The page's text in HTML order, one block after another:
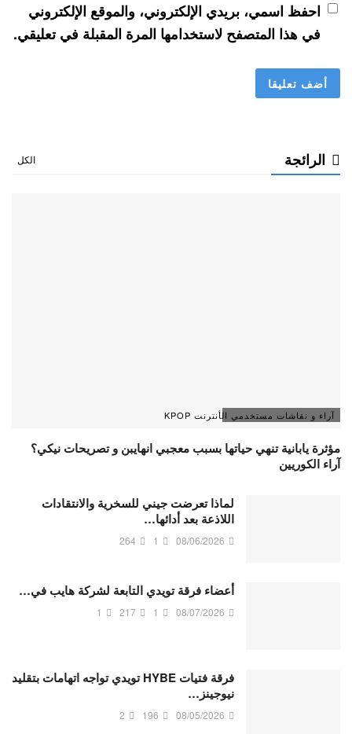
احفظ اسمي، بريدي الإلكتروني، والموقع الإلكتروني
في هذا المتصفح لاستخدامها المرة المقبلة في تعليقي.
الرائجة الكل
آراء و نقاشات مستخدمي الأنترنت KPOP
مؤثرة يابانية تنهي حياتها بسبب معجبي انهايبن و تصريحات نيكي؟
آراء الكوريين
لماذا تعرضت جيني للسخرية والانتقادات
اللاذعة بعد أدائها…
08/06/2026
1
264
أعضاء فرقة تويدي التابعة لشركة هايب في…
08/07/2026
1
217
1
فرقة فتيات HYBE تويدي تواجه اتهامات بتقليد
نيوجينز…
08/05/2026
196
2